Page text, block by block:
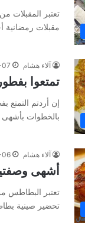
تعتبر المقبلات
مقبلات رمضانية
آلاء هشام
تمتعوا
إن أردتم التمتع
بالخطوات
آلاء هشام 06
أشهى
تعتبر البطاطس
تحضير صينية